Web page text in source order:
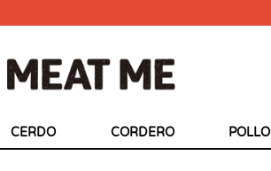
CERDO CORDERO POLLO